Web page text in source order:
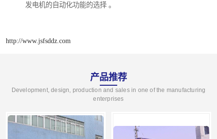
发电机的自动化功能的选择 。
http://www.jsfsddz.com
产品推荐
Development, design, production and sales in one of the manufacturing
enterprises